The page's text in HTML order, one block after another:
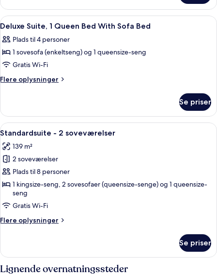
Bedroom
Suite
Indlæs
alle
billeder
af
Deluxe
Suite,
Bed
With
Sofa
Bed
Et hotelværelse med en seng, to
4
Deluxe Suite, 1 Queen Bed With Sofa Bed
Plads til 4 personer
1 sovesofa (enkeltseng) og 1 queensize-seng
Gratis Wi-Fi
Flere oplysninger
Flere
Suite,
Queen
With
Sofa
Bed
Se priser
Indlæs
alle
billeder
af
Standardsuite
-
soveværelser
Et hotelværelse med seng, fjernsyn,
13
Standardsuite - 2 soveværelser
139 m²
2 soveværelser
Plads til 8 personer
1 kingsize-seng, 2 sovesofaer (queensize-senge) og 1 queensize-
seng
Gratis Wi-Fi
Flere oplysninger
Flere
-
2
soveværelser
Se priser
Lignende overnatningssteder